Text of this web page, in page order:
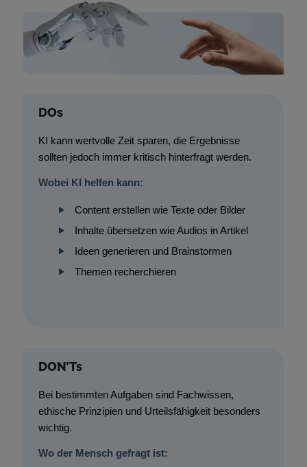
DOs
KI kann wertvolle Zeit sparen, die Ergebnisse
sollten jedoch immer kritisch hinterfragt werden.
Wobei KI helfen kann:
Content erstellen wie Texte oder Bilder
Inhalte übersetzen wie Audios in Artikel
Ideen generieren und Brainstormen
Themen recherchieren
DON’Ts
Bei bestimmten Aufgaben sind Fachwissen,
ethische Prinzipien und Urteilsfähigkeit besonders
wichtig.
Wo der Mensch gefragt ist: